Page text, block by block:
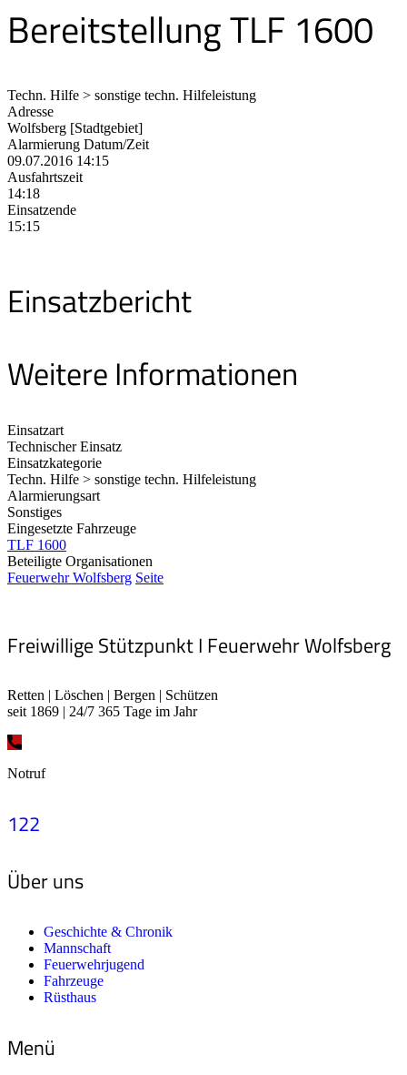
Bereitstellung TLF 1600
Techn. Hilfe > sonstige techn. Hilfeleistung
Adresse
Wolfsberg [Stadtgebiet]
Alarmierung Datum/Zeit
09.07.2016 14:15
Ausfahrtszeit
14:18
Einsatzende
15:15
Einsatzbericht
Weitere Informationen
Einsatzart
Technischer Einsatz
Einsatzkategorie
Techn. Hilfe > sonstige techn. Hilfeleistung
Alarmierungsart
Sonstiges
Eingesetzte Fahrzeuge
TLF 1600
Beteiligte Organisationen
Feuerwehr Wolfsberg Seite
Freiwillige Stützpunkt I Feuerwehr Wolfsberg
Retten | Löschen | Bergen | Schützen
seit 1869 | 24/7 365 Tage im Jahr
Notruf
122
Über uns
Geschichte & Chronik
Mannschaft
Feuerwehrjugend
Fahrzeuge
Rüsthaus
Menü